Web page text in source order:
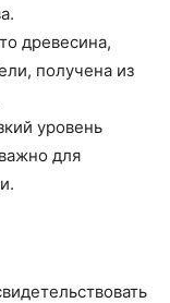
древесина,
получена из
уровень
для